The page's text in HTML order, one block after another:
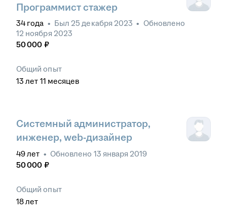
Программист стажер
34 года • Был 25 декабря 2023 • Обновлено
12 ноября 2023
50 000 ₽
Общий опыт
13 лет 11 месяцев
Системный администратор,
инженер, web-дизайнер
49лет • Обновлено 13 января 2019
50 000 ₽
Общий опыт
18лет